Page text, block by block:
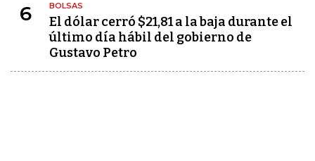
6 BOLSAS
El dólar cerró $21,81 a la baja durante el
último día hábil del gobierno de
Gustavo Petro